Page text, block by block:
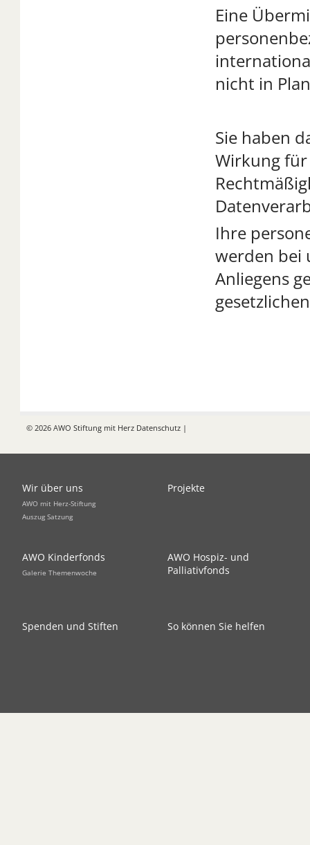
Eine
nicht in
Sie haben
Wirkung
Ihre
werden bei
Anliegens
© 2026 AWO Stiftung mit Herz Datenschutz |
Wir über uns
AWO mit Herz-Stiftung
Auszug Satzung
Projekte
AWO Kinderfonds
Galerie Themenwoche
AWO Hospiz- und
Palliativfonds
Spenden und Stiften So können Sie helfen